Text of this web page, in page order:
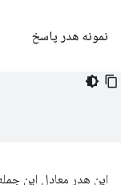
نمونه هدر پاسخ